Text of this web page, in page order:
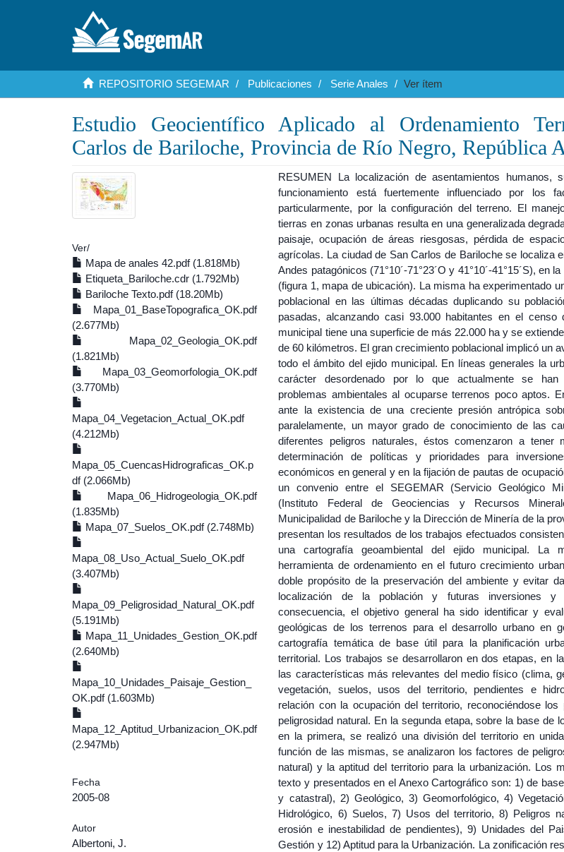
REPOSITORIO SEGEMAR Publicaciones Serie Anales Ver ítem
Estudio Geocientífico Aplicado al Ordenamiento
Carlos de Bariloche, Provincia de Río Negro, República
Ver/
Mapa de anales 42.pdf (1.818Mb)
Etiqueta_Bariloche.cdr (1.792Mb)
Bariloche Texto.pdf (18.20Mb)
Mapa_01_BaseTopografica_OK.pdf
(2.677Mb)
Mapa_02_Geologia_OK.pdf
(1.821Mb)
Mapa_03_Geomorfologia_OK.pdf
(3.770Mb)
Mapa_04_Vegetacion_Actual_OK.pdf
(4.212Mb)
Mapa_05_CuencasHidrograficas_OK.p
df (2.066Mb)
Mapa_06_Hidrogeologia_OK.pdf
(1.835Mb)
Mapa_07_Suelos_OK.pdf (2.748Mb)
Mapa_08_Uso_Actual_Suelo_OK.pdf
(3.407Mb)
Mapa_09_Peligrosidad_Natural_OK.pdf
(5.191Mb)
Mapa_11_Unidades_Gestion_OK.pdf
(2.640Mb)
Mapa_10_Unidades_Paisaje_Gestion_
OK.pdf (1.603Mb)
Mapa_12_Aptitud_Urbanizacion_OK.pdf
(2.947Mb)
Fecha
2005-08
Autor
Albertoni, J.
RESUMEN La localización de asentamientos humanos,
funcionamiento está fuertemente influenciado por los
particularmente, por la configuración del terreno. El
tierras en zonas urbanas resulta en una generalizada
paisaje, ocupación de áreas riesgosas, pérdida de
agrícolas. La ciudad de San Carlos de Bariloche se localiza
Andes patagónicos (71°10´-71°23´O y 41°10´-41°15´S), en
(figura 1, mapa de ubicación). La misma ha experimentado
poblacional en las últimas décadas duplicando su
pasadas, alcanzando casi 93.000 habitantes en el censo
municipal tiene una superficie de más 22.000 ha y se
de 60 kilómetros. El gran crecimiento poblacional implicó un
todo el ámbito del ejido municipal. En líneas generales la
carácter desordenado por lo que actualmente se han
problemas ambientales al ocuparse terrenos poco aptos.
ante la existencia de una creciente presión antrópica
paralelamente, un mayor grado de conocimiento de las
diferentes peligros naturales, éstos comenzaron a tener
determinación de políticas y prioridades para
económicos en general y en la fijación de pautas de
un convenio entre el SEGEMAR (Servicio Geológico
(Instituto Federal de Geociencias y Recursos
Municipalidad de Bariloche y la Dirección de Minería de la
presentan los resultados de los trabajos efectuados
una cartografía geoambiental del ejido municipal. La
herramienta de ordenamiento en el futuro crecimiento
doble propósito de la preservación del ambiente y evitar
localización de la población y futuras inversiones y
consecuencia, el objetivo general ha sido identificar y
geológicas de los terrenos para el desarrollo urbano en
cartografía temática de base útil para la planificación
territorial. Los trabajos se desarrollaron en dos etapas, en
las características más relevantes del medio físico (clima,
vegetación, suelos, usos del territorio, pendientes e
relación con la ocupación del territorio, reconociéndose los
peligrosidad natural. En la segunda etapa, sobre la base de
en la primera, se realizó una división del territorio en
función de las mismas, se analizaron los factores de
natural) y la aptitud del territorio para la urbanización. Los
texto y presentados en el Anexo Cartográfico son: 1) de
y catastral), 2) Geológico, 3) Geomorfológico, 4)
Hidrológico, 6) Suelos, 7) Usos del territorio, 8) Peligros
erosión e inestabilidad de pendientes), 9) Unidades del
Gestión y 12) Aptitud para la Urbanización. La zonificación